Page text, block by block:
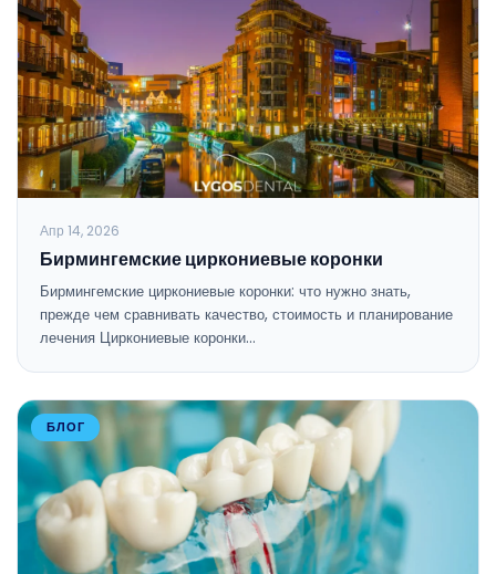
Апр 14, 2026
Бирмингемские циркониевые коронки
Бирмингемские циркониевые коронки: что нужно знать,
прежде чем сравнивать качество, стоимость и планирование
лечения Циркониевые коронки…
БЛОГ